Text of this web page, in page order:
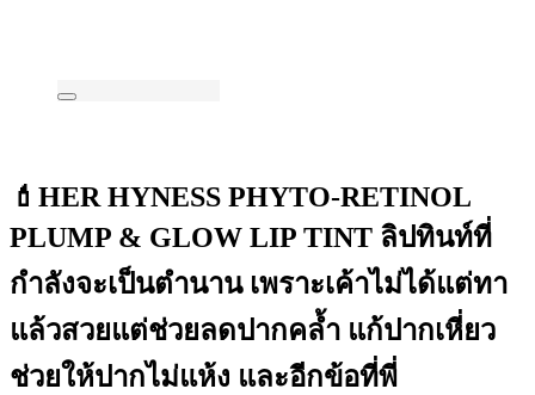
💄HER HYNESS PHYTO-RETINOL
PLUMP & GLOW LIP TINT ลิปทินท์ที่
กำลังจะเป็นตำนาน เพราะเค้าไม่ได้แต่ทา
แล้วสวยแต่ช่วยลดปากคล้ำ แก้ปากเหี่ยว
ช่วยให้ปากไม่แห้ง และอีกข้อที่พี่